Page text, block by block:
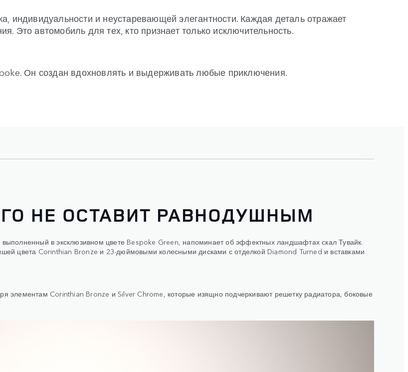
индивидуальности и неустаревающей элегантности. Каждая деталь отражает
Это автомобиль для тех, кто признает только исключительность.
Он создан вдохновлять и выдерживать любые приключения.
НЕ ОСТАВИТ РАВНОДУШНЫМ
в эксклюзивном цвете Bespoke Green, напоминает об эффектных ландшафтах скал Тувайк.
цвета Corinthian Bronze и 23-дюймовыми колесными дисками с отделкой Diamond Turned и вставками
элементам Corinthian Bronze и Silver Chrome, которые изящно подчеркивают решетку радиатора, боковые